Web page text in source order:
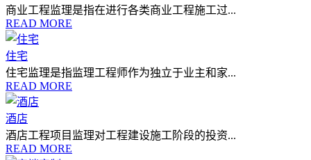
商业工程监理是指在进行各类商业工程施工过...
READ MORE
住宅
住宅监理是指监理工程师作为独立于业主和家...
READ MORE
酒店
酒店工程项目监理对工程建设施工阶段的投资...
READ MORE